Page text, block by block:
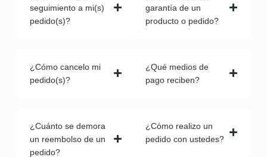
seguimiento a mi(s)
pedido(s)?
¿Cómo cancelo mi
pedido(s)?
¿Cuánto se demora
un reembolso de un
pedido?
garantía de un
producto o pedido?
¿Qué medios de
pago reciben?
¿Cómo realizo un
pedido con ustedes?